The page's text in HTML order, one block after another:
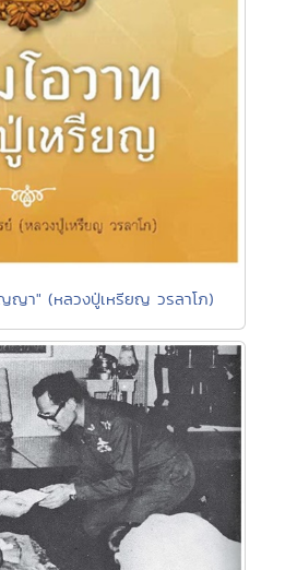
ญา" (หลวงปู่เหรียญ วรลาโภ)